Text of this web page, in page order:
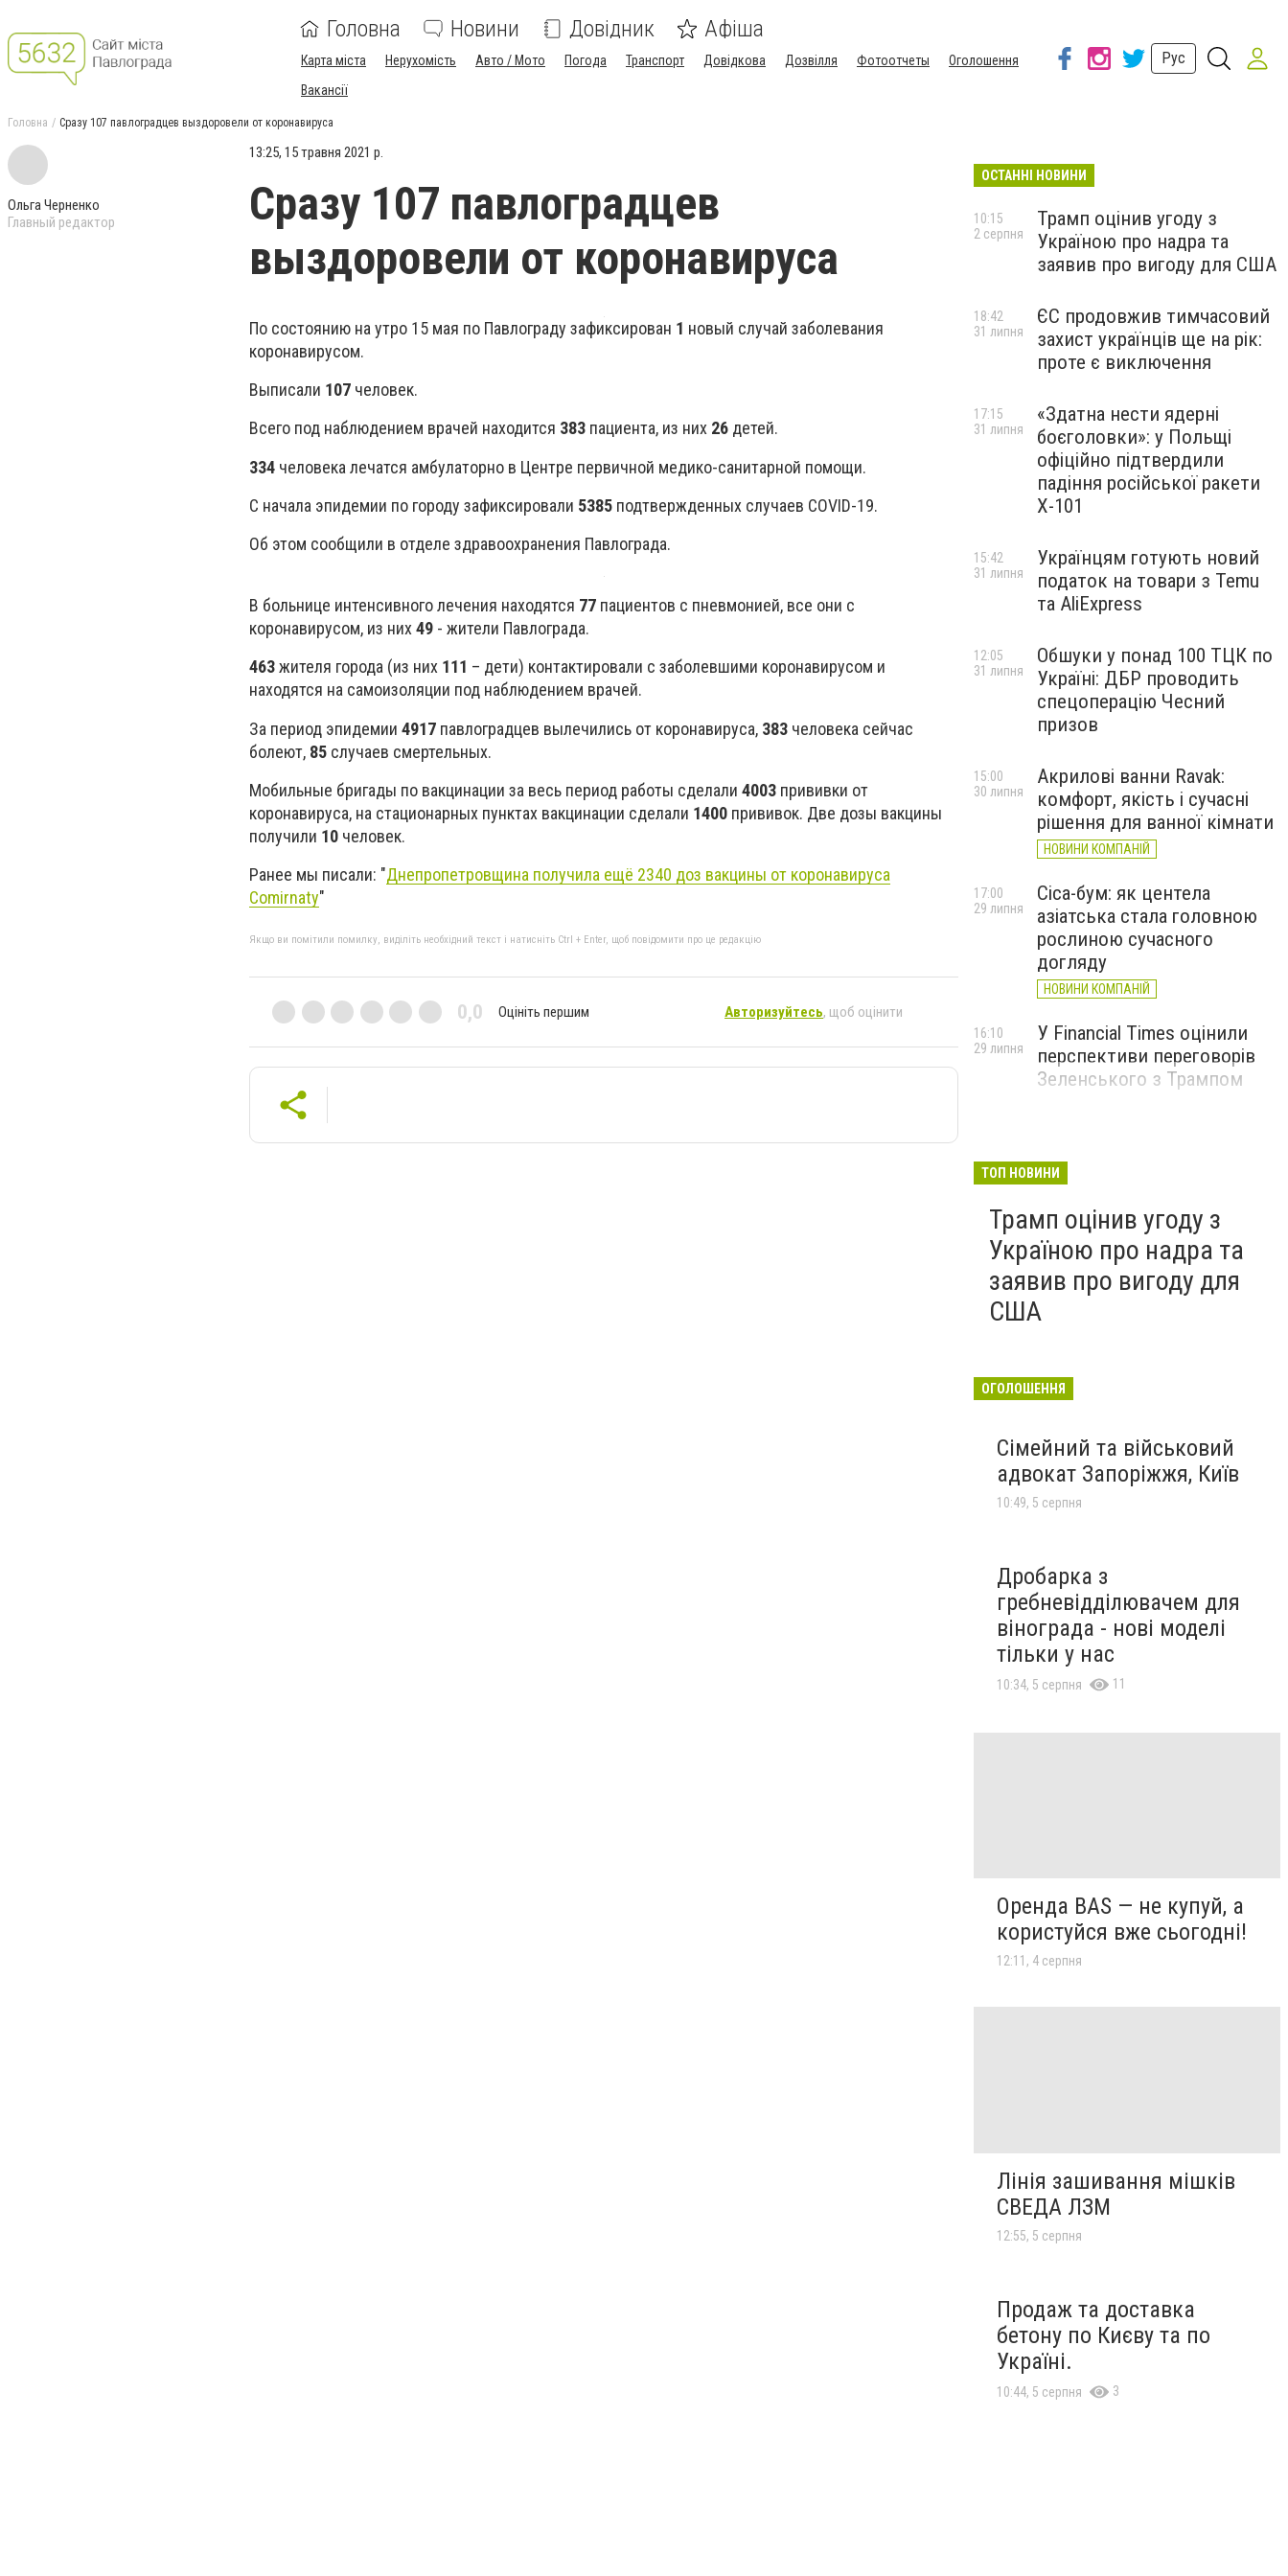
Головна Новини Довідник Афіша
Карта міста Нерухомість Авто / Мото Погода Транспорт Довідкова Дозвілля Фотоотчеты
Оголошення
Вакансії
Рус
Головна Сразу 107 павлоградцев выздоровели от коронавируса
Ольга Черненко
Главный редактор
13:25, 15 травня 2021 р.
Сразу 107 павлоградцев
выздоровели от коронавируса
По состоянию на утро 15 мая по Павлограду зафиксирован 1 новый случай заболевания
коронавирусом.
Выписали 107 человек.
Всего под наблюдением врачей находится 383 пациента, из них 26 детей.
334 человека лечатся амбулаторно в Центре первичной медико-санитарной помощи.
С начала эпидемии по городу зафиксировали 5385 подтвержденных случаев COVID-19.
Об этом сообщили в отделе здравоохранения Павлограда.
В больнице интенсивного лечения находятся 77 пациентов с пневмонией, все они с
коронавирусом, из них 49 - жители Павлограда.
463жителя города (из них 111 – дети) контактировали с заболевшими коронавирусом и
находятся на самоизоляции под наблюдением врачей.
За период эпидемии 4917 павлоградцев вылечились от коронавируса, 383 человека сейчас
болеют, 85 случаев смертельных.
Мобильные бригады по вакцинации за весь период работы сделали 4003 прививки от
коронавируса, на стационарных пунктах вакцинации сделали 1400 прививок. Две дозы вакцины
получили 10 человек.
Ранее мы писали: "Днепропетровщина получила ещё 2340 доз вакцины от коронавируса
Comirnaty"
Якщо ви помітили помилку, виділіть необхідний текст і натисніть Ctrl + Enter, щоб повідомити про це редакцію
0,0 Оцініть першим Авторизуйтесь, щоб оцінити
ОСТАННІ НОВИНИ
Трамп оцінив угоду з
Україною про надра та
заявив про вигоду для США
10:15
2 серпня
ЄС продовжив тимчасовий
захист українців ще на рік:
проте є виключення
18:42
31 липня
«Здатна нести ядерні
боєголовки»: у Польщі
офіційно підтвердили
падіння російської ракети
Х-101
17:15
31 липня
Українцям готують новий
податок на товари з Temu
та AliExpress
15:42
31 липня
Обшуки у понад 100 ТЦК по
Україні: ДБР проводить
спецоперацію Чесний
призов
12:05
31 липня
Акрилові ванни Ravak:
комфорт, якість і сучасні
рішення для ванної кімнати
НОВИНИ КОМПАНІЙ
15:00
30 липня
Cica-бум: як центела
азіатська стала головною
рослиною сучасного
догляду
НОВИНИ КОМПАНІЙ
17:00
29 липня
У Financial Times оцінили
перспективи переговорів
Зеленського з Трампом
16:10
29 липня
ТОП НОВИНИ
Трамп оцінив угоду з
Україною про надра та
заявив про вигоду для
США
ОГОЛОШЕННЯ
Сімейний та військовий
адвокат Запоріжжя, Київ
10:49, 5 серпня
Дробарка з
гребневідділювачем для
вінограда - нові моделі
тільки у нас
10:34, 5 серпня 11
Оренда BAS — не купуй, а
користуйся вже сьогодні!
12:11, 4 серпня
Лінія зашивання мішків
СВЕДА ЛЗМ
12:55, 5 серпня
Продаж та доставка
бетону по Києву та по
Україні.
10:44, 5 серпня 3